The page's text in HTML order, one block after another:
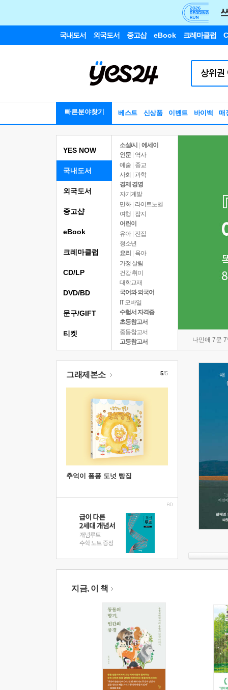
국내도서 외국도서 중고샵 eBook 크레마클럽
빠른분야찾기 베스트 신상품 이벤트 바이백 매
YES NOW
국내도서
소설/시
에세이
인문
역사
예술 | 종교
사회 | 과학
경제 경영
자기계발
만화 | 라이트노벨
여행
잡지
어린이
유아 | 전집
청소년
요리
육아
가정 살림
건강 취미
대학교재
국어와 외국어
IT 모바일
수험서 자격증
초등참고서
중등참고서
고등참고서
나민애 7문
외국도서
중고샵
eBook
크레마클럽
CD/LP
DVD/BD
문구/GIFT
티켓
그래제본소
추억이 퐁퐁 도넛 빵집
5/5
지금, 이 책